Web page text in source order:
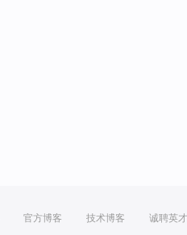
官方博客 技术博客 诚聘英才